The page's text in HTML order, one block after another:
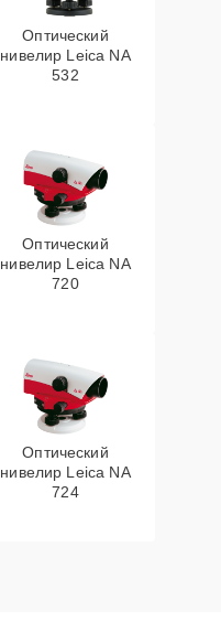
Оптический
нивелир Leica NA
532
Оптический
нивелир Leica NA
720
Оптический
нивелир Leica NA
724